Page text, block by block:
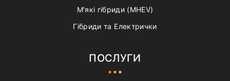
М'які гібриди (MHEV)
Гібриди та Електрички
ПОСЛУГИ